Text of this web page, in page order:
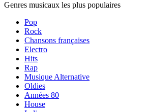
Genres musicaux les plus populaires
Pop
Rock
Chansons françaises
Electro
Hits
Rap
Musique Alternative
Oldies
Années 80
House